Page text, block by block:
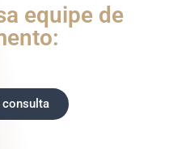
equipe de
consulta